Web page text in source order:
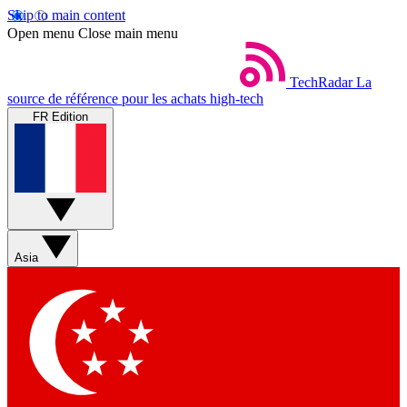
Skip to main content
Open menu Close main menu
TechRadar La
source de référence pour les achats high-tech
FR Edition
Asia